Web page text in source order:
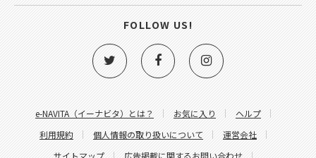
e-NAVITA（イーナビタ）とは？ お気に入り
ヘルプ
利用規約
個人情報の取り扱いについて
運営会社
サイトマップ
広告掲載に関するお問い合わせ
FOLLOW US!